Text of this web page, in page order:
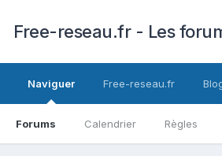
Free-reseau.fr - Les
Naviguer
Forums Calendrier Règles
Free-reseau.fr